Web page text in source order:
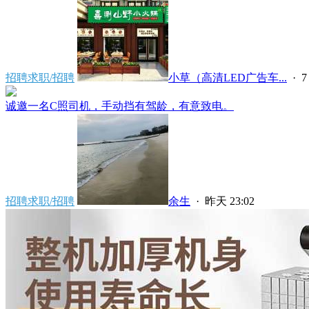
招聘求职/招聘 小草（高清LED广告车... ·
诚邀一名C照司机，手动挡有驾龄，有意致电。
招聘求职/招聘 余生 · 昨天 23:02